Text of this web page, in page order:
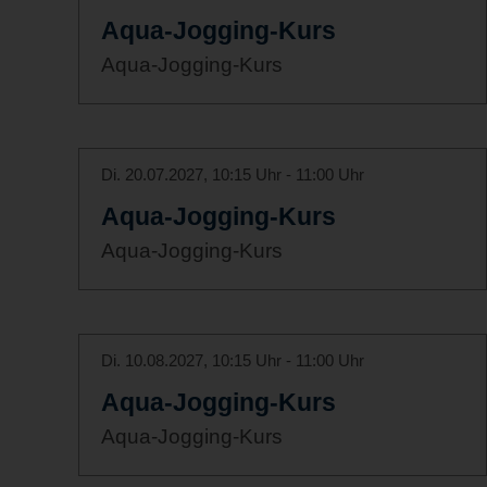
Aqua-Jogging-Kurs
Aqua-Jogging-Kurs
Di. 20.07.2027, 10:15 Uhr - 11:00 Uhr
Aqua-Jogging-Kurs
Aqua-Jogging-Kurs
Di. 10.08.2027, 10:15 Uhr - 11:00 Uhr
Aqua-Jogging-Kurs
Aqua-Jogging-Kurs